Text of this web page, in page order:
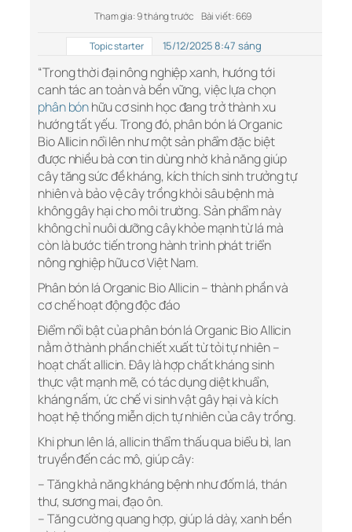
Tham gia: 9 tháng trước Bài viết: 669
Topic starter 15/12/2025 8:47 sáng
“Trong thời đại nông nghiệp xanh, hướng tới
canh tác an toàn và bền vững, việc lựa chọn
phân bónhữu cơ sinh học đang trở thành xu
hướng tất yếu. Trong đó, phân bón lá Organic
Bio Allicin nổi lên như một sản phẩm đặc biệt
được nhiều bà con tin dùng nhờ khả năng giúp
cây tăng sức đề kháng, kích thích sinh trưởng tự
nhiên và bảo vệ cây trồng khỏi sâu bệnh mà
không gây hại cho môi trường. Sản phẩm này
không chỉ nuôi dưỡng cây khỏe mạnh từ lá mà
còn là bước tiến trong hành trình phát triển
nông nghiệp hữu cơ Việt Nam.
Phân bón lá Organic Bio Allicin – thành phần và
cơ chế hoạt động độc đáo
Điểm nổi bật của phân bón lá Organic Bio Allicin
nằm ở thành phần chiết xuất từ tỏi tự nhiên –
hoạt chất allicin. Đây là hợp chất kháng sinh
thực vật mạnh mẽ, có tác dụng diệt khuẩn,
kháng nấm, ức chế vi sinh vật gây hại và kích
hoạt hệ thống miễn dịch tự nhiên của cây trồng.
Khi phun lên lá, allicin thẩm thấu qua biểu bì, lan
truyền đến các mô, giúp cây:
– Tăng khả năng kháng bệnh như đốm lá, thán
thư, sương mai, đạo ôn.
– Tăng cường quang hợp, giúp lá dày, xanh bền